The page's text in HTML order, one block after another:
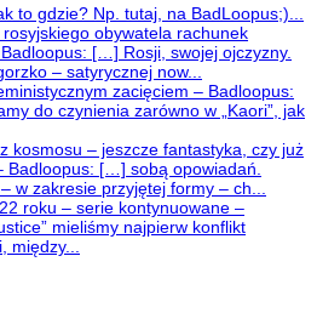
to gdzie? Np. tutaj, na BadLoopus;)...
obywatela rachunek
[…] Rosji, swojej ojczyzny.
– satyrycznej now...
zacięciem – Badloopus:
do czynienia zarówno w „Kaori”, jak
kosmosu – jeszcze fantastyka, czy już
Badloopus: […] sobą opowiadań.
w zakresie przyjętej formy – ch...
roku – serie kontynuowane –
mieliśmy najpierw konflikt
między...